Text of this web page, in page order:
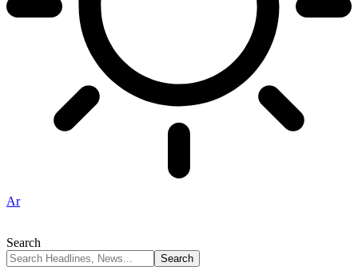
Ar
Search